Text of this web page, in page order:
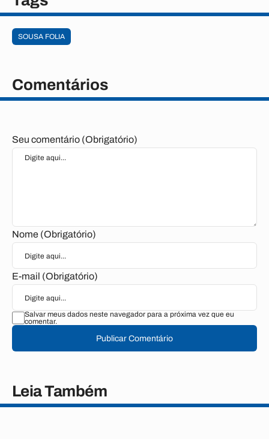
SOUSA FOLIA
Comentários
Seu comentário (Obrigatório)
Nome (Obrigatório)
E-mail (Obrigatório)
Salvar meus dados neste navegador para a próxima vez que eu
comentar.
Publicar Comentário
Leia Também